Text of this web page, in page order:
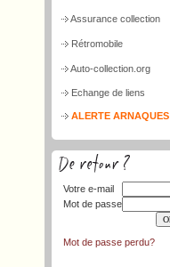
Assurance collection
Rétromobile
Auto-collection.org
Echange de liens
ALERTE ARNAQUES
Votre e-mail
Mot de passe
Mot de passe perdu?